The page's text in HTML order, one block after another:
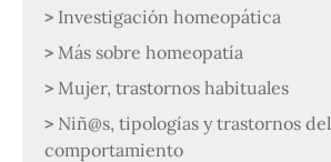
Investigación homeopática
Más sobre homeopatía
Mujer, trastornos habituales
Niñ@s, tipologías y trastornos del
comportamiento